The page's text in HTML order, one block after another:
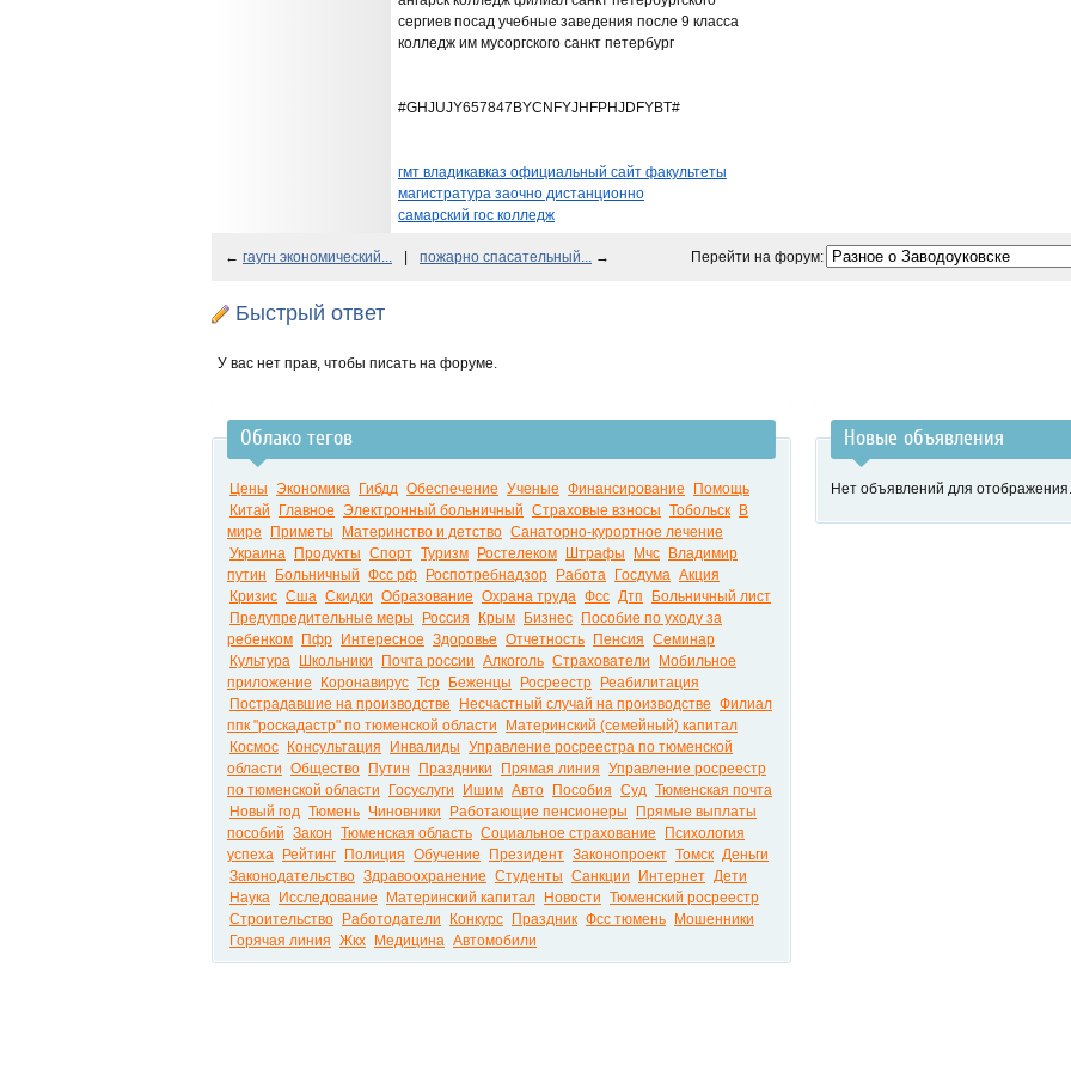
сергиев посад учебные заведения после 9 класса
колледж им мусоргского санкт петербург
#GHJUJY657847BYCNFYJHFPHJDFYBT#
гмт владикавказ официальный сайт факультеты
магистратура заочно дистанционно
самарский гос колледж
← гаугн экономический... пожарно спасательный... → Перейти на форум:
Быстрый ответ
У вас нет прав, чтобы писать на форуме.
Облако тегов
Цены Экономика Гибдд Обеспечение Ученые Финансирование
Помощь
Китай
Главное Электронный больничный Страховые взносы Тобольск
В
мире
Приметы Материнство и детство Санаторно-курортное лечение
Украина
Продукты Спорт Туризм Ростелеком Штрафы Мчс
Владимир
путин
Больничный Фсс рф Роспотребнадзор Работа Госдума Акция
Кризис Сша Скидки Образование Охрана труда Фсс Дтп
Больничный лист
Предупредительные меры
Россия Крым Бизнес
Пособие по уходу за
ребенком
Пфр Интересное Здоровье Отчетность Пенсия Семинар
Культура
Школьники Почта россии Алкоголь Страхователи
Мобильное
приложение
Коронавирус Тср Беженцы Росреестр
Реабилитация
Пострадавшие на производстве
Несчастный случай на производстве Филиал
ппк "роскадастр" по тюменской области
Материнский (семейный) капитал
Космос
Консультация Инвалиды Управление росреестра по тюменской
области Общество Путин Праздники Прямая линия Управление росреестр
по тюменской области
Госуслуги Ишим Авто Пособия Суд Тюменская почта
Новый год Тюмень Чиновники Работающие пенсионеры
Прямые выплаты
пособий Закон Тюменская область Социальное страхование
Психология
успеха
Рейтинг Полиция Обучение Президент Законопроект Томск Деньги
Законодательство Здравоохранение Студенты Санкции Интернет Дети
Наука
Исследование Материнский капитал Новости Тюменский росреестр
Строительство
Работодатели Конкурс Праздник Фсс тюмень
Мошенники
Горячая линия Жкх Медицина Автомобили
Новые объявления
Нет объявлений для отображения.